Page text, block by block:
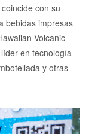
con su
bebidas impresas
Volcanic
en tecnología
y otras